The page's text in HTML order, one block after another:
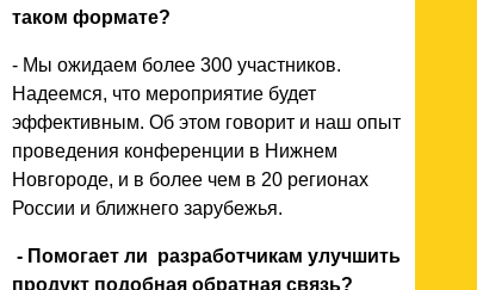
таком формате?
- Мы ожидаем более 300 участников.
Надеемся, что мероприятие будет
эффективным. Об этом говорит и наш опыт
проведения конференции в Нижнем
Новгороде, и в более чем в 20 регионах
России и ближнего зарубежья.
- Помогает ли разработчикам улучшить
продукт подобная обратная связь?